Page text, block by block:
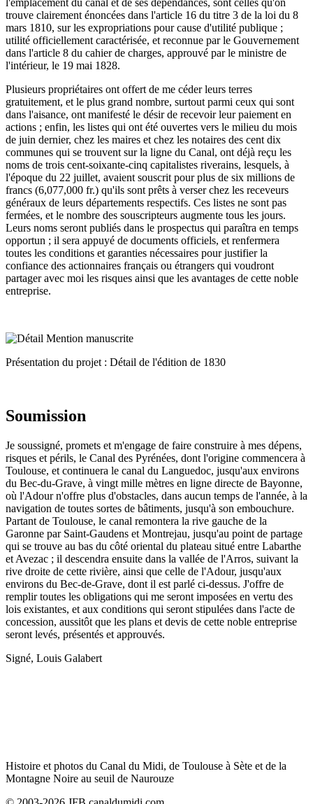
l'emplacement du canal et de ses dépendances, sont celles qu'on
trouve clairement énoncées dans l'article 16 du titre 3 de la loi du 8
mars 1810, sur les expropriations pour cause d'utilité publique ;
utilité officiellement caractérisée, et reconnue par le Gouvernement
dans l'article 8 du cahier de charges, approuvé par le ministre de
l'intérieur, le 19 mai 1828.
Plusieurs propriétaires ont offert de me céder leurs terres
gratuitement, et le plus grand nombre, surtout parmi ceux qui sont
dans l'aisance, ont manifesté le désir de recevoir leur paiement en
actions ; enfin, les listes qui ont été ouvertes vers le milieu du mois
de juin dernier, chez les maires et chez les notaires des cent dix
communes qui se trouvent sur la ligne du Canal, ont déjà reçu les
noms de trois cent-soixante-cinq capitalistes riverains, lesquels, à
l'époque du 22 juillet, avaient souscrit pour plus de six millions de
francs (6,077,000 fr.) qu'ils sont prêts à verser chez les receveurs
généraux de leurs départements respectifs. Ces listes ne sont pas
fermées, et le nombre des souscripteurs augmente tous les jours.
Leurs noms seront publiés dans le prospectus qui paraîtra en temps
opportun ; il sera appuyé de documents officiels, et renfermera
toutes les conditions et garanties nécessaires pour justifier la
confiance des actionnaires français ou étrangers qui voudront
partager avec moi les risques ainsi que les avantages de cette noble
entreprise.
Présentation du projet : Détail de l'édition de 1830
Soumission
Je soussigné, promets et m'engage de faire construire à mes dépens,
risques et périls, le Canal des Pyrénées, dont l'origine commencera à
Toulouse, et continuera le canal du Languedoc, jusqu'aux environs
du Bec-du-Grave, à vingt mille mètres en ligne directe de Bayonne,
où l'Adour n'offre plus d'obstacles, dans aucun temps de l'année, à la
navigation de toutes sortes de bâtiments, jusqu'à son embouchure.
Partant de Toulouse, le canal remontera la rive gauche de la
Garonne par Saint-Gaudens et Montrejau, jusqu'au point de partage
qui se trouve au bas du côté oriental du plateau situé entre Labarthe
et Avezac ; il descendra ensuite dans la vallée de l'Arros, suivant la
rive droite de cette rivière, ainsi que celle de l'Adour, jusqu'aux
environs du Bec-de-Grave, dont il est parlé ci-dessus. J'offre de
remplir toutes les obligations qui me seront imposées en vertu des
lois existantes, et aux conditions qui seront stipulées dans l'acte de
concession, aussitôt que les plans et devis de cette noble entreprise
seront levés, présentés et approuvés.
Signé, Louis Galabert
Histoire et photos du Canal du Midi, de Toulouse à Sète et de la
Montagne Noire au seuil de Naurouze